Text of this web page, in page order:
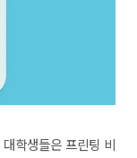
학생들은 프린팅 비